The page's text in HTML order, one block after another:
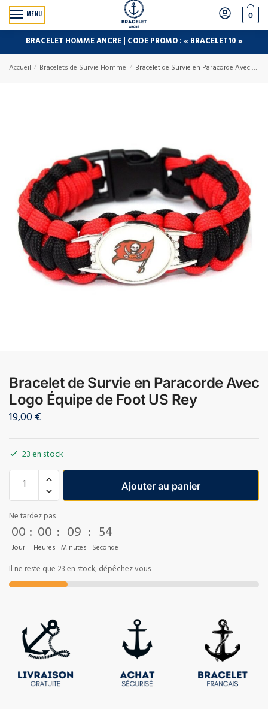
MENU 0
BRACELET HOMME ANCRE | CODE PROMO : « BRACELET10 »
Accueil / Bracelets de Survie Homme / Bracelet de Survie en Paracorde Avec Logo Équipe de Foot US Rey
Bracelet de Survie en Paracorde Avec
Logo Équipe de Foot US Rey
19,00€
23 en stock
Ajouter au panier
Ne tardez pas
00
Jour
: 00
Heures
: 09
Minutes
: 54
Seconde
Il ne reste que 23 en stock, dépêchez vous